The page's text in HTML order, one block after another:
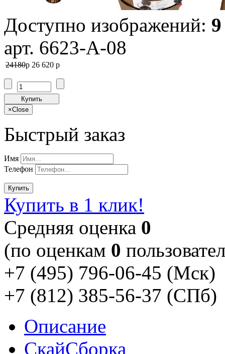
Доступно изображений: 9
арт. 6623-A-08
24180p 26 620 p
Купить
×Close
Быстрый заказ
Имя
Телефон
Купить
Купить в 1 клик!
Cредняя оценка 0
(по оценкам 0
+7 (495) 796-06-45 (Мск)
+7 (812) 385-56-37 (СПб)
Описание
СкайСборка